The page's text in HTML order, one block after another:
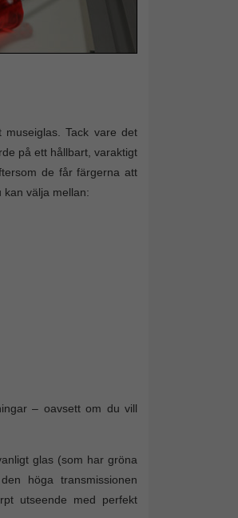
Tack vare det
på ett hållbart, varaktigt
de får färgerna att
välja mellan:
– oavsett om du vill
glas (som har gröna
höga transmissionen
utseende med perfekt